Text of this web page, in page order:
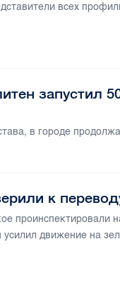
всех
запустил
в городе
к
проинспектировали
движение на